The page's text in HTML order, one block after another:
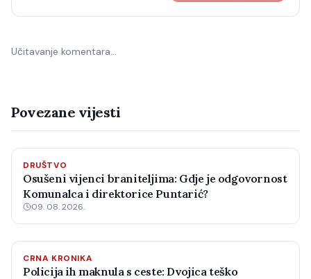
Učitavanje komentara…
Povezane vijesti
DRUŠTVO
Osušeni vijenci braniteljima: Gdje je odgovornost
Komunalca i direktorice Puntarić?
09. 08. 2026.
CRNA KRONIKA
Policija ih maknula s ceste: Dvojica teško